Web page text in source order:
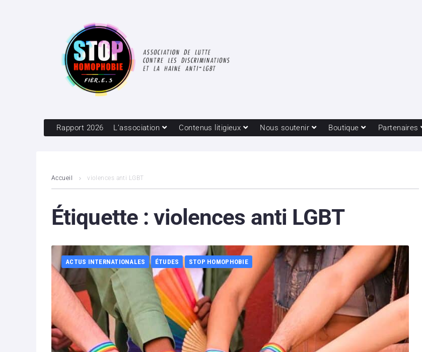
Rapport 2026 L’association Contenus litigieux Nous soutenir Boutique Partenaires
Accueil violences anti LGBT
Étiquette :violences anti LGBT
ACTUS INTERNATIONALES ÉTUDES STOP HOMOPHOBIE